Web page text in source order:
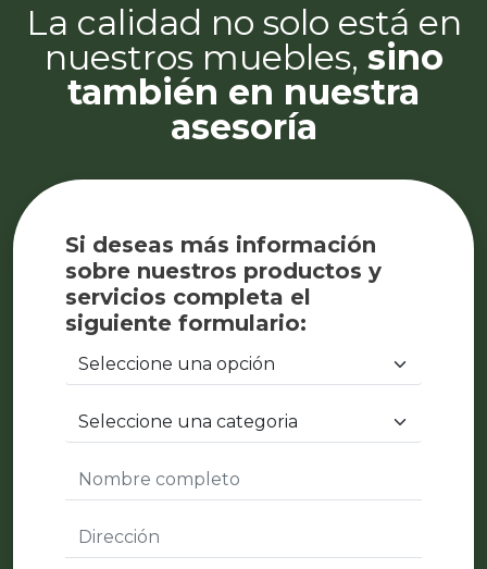
La calidad no solo está en
nuestros muebles, sino
también en nuestra
asesoría
Si deseas más información
sobre nuestros productos y
servicios completa el
siguiente formulario: